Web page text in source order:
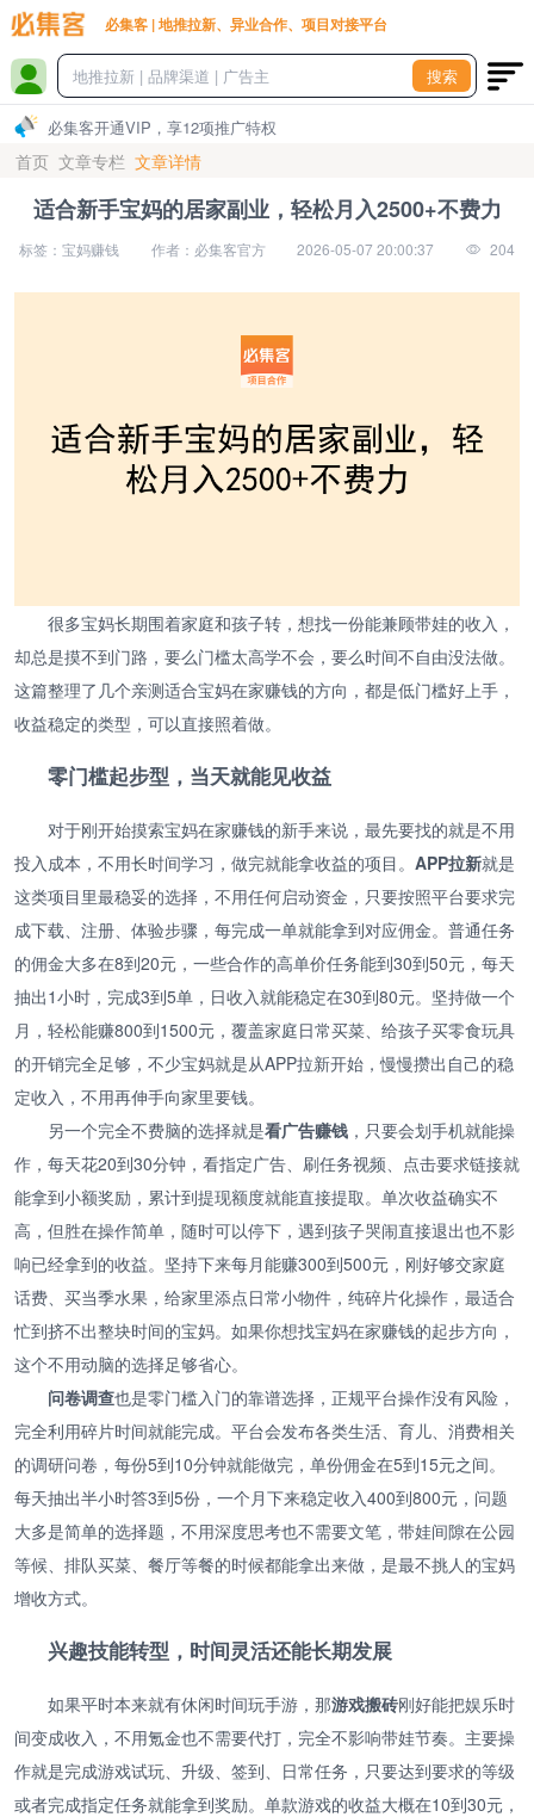
必集客 | 地推拉新、异业合作、项目对接平台
搜索
必集客开通VIP，享12项推广特权
首页 文章专栏 文章详情
适合新手宝妈的居家副业，轻松月入2500+不费力
标签：宝妈赚钱 作者：必集客官方 2026-05-07 20:00:37 204
很多宝妈长期围着家庭和孩子转，想找一份能兼顾带娃的收入，
却总是摸不到门路，要么门槛太高学不会，要么时间不自由没法做。
这篇整理了几个亲测适合宝妈在家赚钱的方向，都是低门槛好上手，
收益稳定的类型，可以直接照着做。
零门槛起步型，当天就能见收益
对于刚开始摸索宝妈在家赚钱的新手来说，最先要找的就是不用
投入成本，不用长时间学习，做完就能拿收益的项目。 APP拉新就是
这类项目里最稳妥的选择，不用任何启动资金，只要按照平台要求完
成下载、注册、体验步骤，每完成一单就能拿到对应佣金。普通任务
的佣金大多在8到20元，一些合作的高单价任务能到30到50元，每天
抽出1小时，完成3到5单，日收入就能稳定在30到80元。坚持做一个
月，轻松能赚800到1500元，覆盖家庭日常买菜、给孩子买零食玩具
的开销完全足够，不少宝妈就是从APP拉新开始，慢慢攒出自己的稳
定收入，不用再伸手向家里要钱。
另一个完全不费脑的选择就是看广告赚钱 ，只要会划手机就能操
作，每天花20到30分钟，看指定广告、刷任务视频、点击要求链接就
能拿到小额奖励，累计到提现额度就能直接提取。单次收益确实不
高，但胜在操作简单，随时可以停下，遇到孩子哭闹直接退出也不影
响已经拿到的收益。坚持下来每月能赚300到500元，刚好够交家庭
话费、买当季水果，给家里添点日常小物件，纯碎片化操作，最适合
忙到挤不出整块时间的宝妈。如果你想找宝妈在家赚钱的起步方向，
这个不用动脑的选择足够省心。
问卷调查也是零门槛入门的靠谱选择，正规平台操作没有风险，
完全利用碎片时间就能完成。平台会发布各类生活、育儿、消费相关
的调研问卷，每份5到10分钟就能做完，单份佣金在5到15元之间。
每天抽出半小时答3到5份，一个月下来稳定收入400到800元，问题
大多是简单的选择题，不用深度思考也不需要文笔，带娃间隙在公园
等候、排队买菜、餐厅等餐的时候都能拿出来做，是最不挑人的宝妈
增收方式。
兴趣技能转型，时间灵活还能长期发展
如果平时本来就有休闲时间玩手游，那游戏搬砖刚好能把娱乐时
间变成收入，不用氪金也不需要代打，完全不影响带娃节奏。主要操
作就是完成游戏试玩、升级、签到、日常任务，只要达到要求的等级
或者完成指定任务就能拿到奖励。单款游戏的收益大概在10到30元，